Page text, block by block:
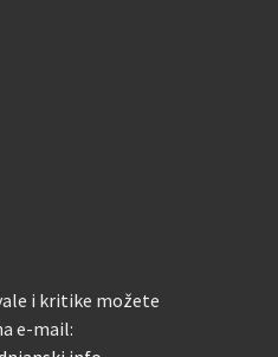
i kritike možete
e-mail: